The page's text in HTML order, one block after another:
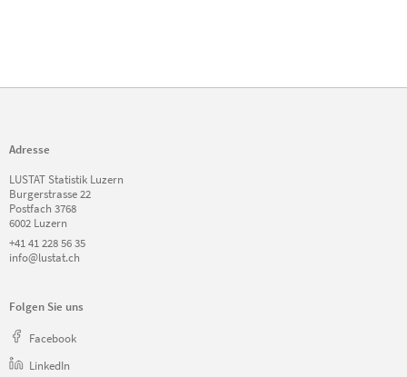
Adresse
LUSTAT Statistik Luzern
Burgerstrasse 22
Postfach 3768
6002 Luzern
+41 41 228 56 35
info@lustat.ch
Folgen Sie uns
Facebook
LinkedIn